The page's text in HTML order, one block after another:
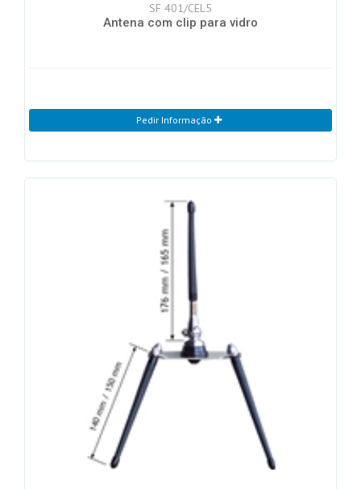
SF 401/CEL5
Antena com clip para vidro
Pedir Informação